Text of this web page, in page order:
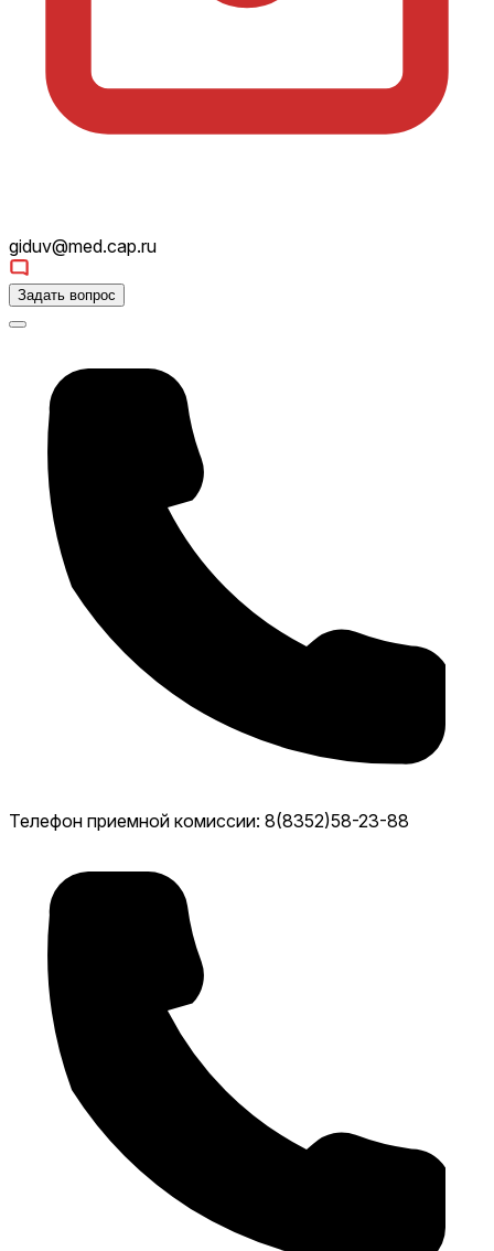
giduv@med.cap.ru
Задать вопрос
Телефон приемной комиссии: 8(8352)58-23-88